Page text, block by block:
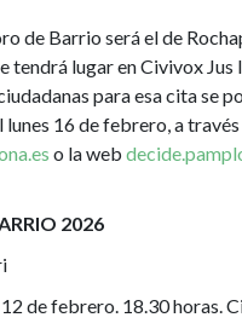
de Barrio será el de
tendrá lugar en Civivox Jus
para esa cita se
lunes 16 de febrero, a
o la web
2026
12 de febrero. 18.30 horas.